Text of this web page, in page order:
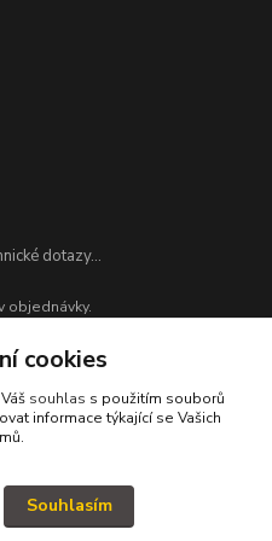
dotazy...
objednávky.
JSOU VYRÁBĚNY NA ZAKÁZKU a
cookies
souhlas s použitím souborů
informace týkající se Vašich
Souhlasím